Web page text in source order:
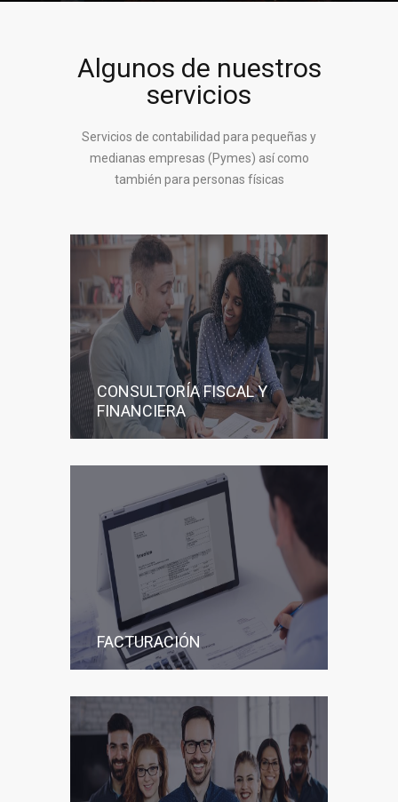
Algunos de nuestros
servicios
Servicios de contabilidad para pequeñas y
medianas empresas (Pymes) así como
también para personas físicas
CONSULTORÍA FISCAL Y
FINANCIERA
FACTURACIÓN